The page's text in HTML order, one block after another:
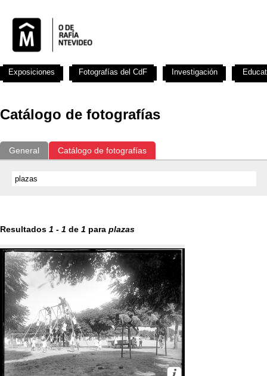
Catálogo de fotografías
General Catálogo de fotografías
Resultados 1 - 1 de 1 para plazas
Exposiciones Fotografías del CdF Investigación